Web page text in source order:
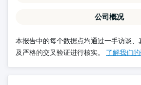
公司概况
本报告中的每个数据点均通过一手访谈
及严格的交叉验证进行核实。 了解我们